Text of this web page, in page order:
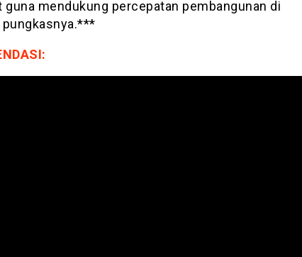
guna mendukung percepatan pembangunan di
pungkasnya.***